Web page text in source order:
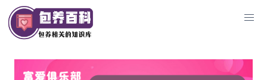
Skip
to
content